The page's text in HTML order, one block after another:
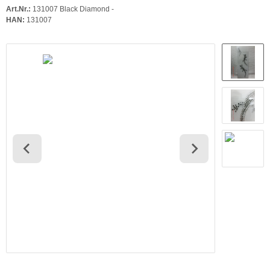
Art.Nr.: 131007 Black Diamond -
HAN: 131007